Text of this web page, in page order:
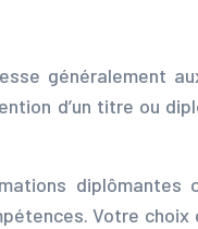
généralement
d’un titre ou
diplômantes
Votre